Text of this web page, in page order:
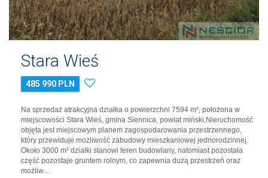
Stara Wieś
485 990 PLN
Na sprzedaż atrakcyjna działka o powierzchni 7594 m², położona w
miejscowości Stara Wieś, gmina Siennica, powiat miński.Nieruchomość
objęta jest miejscowym planem zagospodarowania przestrzennego,
który przewiduje możliwość zabudowy mieszkaniowej jednorodzinnej.
Około 3000 m² działki stanowi teren budowlany, natomiast pozostała
część pozostaje gruntem rolnym, co zapewnia dużą przestrzeń oraz
możliw…